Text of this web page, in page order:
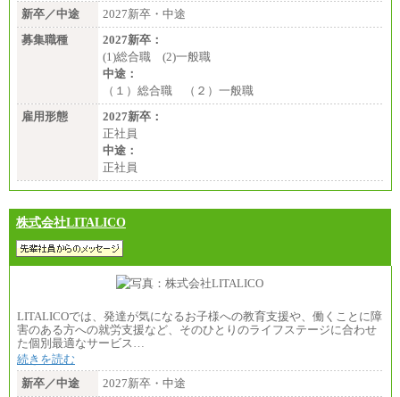
新卒／中途
2027新卒・中途
募集職種
2027新卒：
(1)総合職 (2)一般職
中途：
（１）総合職 （２）一般職
雇用形態
2027新卒：
正社員
中途：
正社員
株式会社LITALICO
LITALICOでは、発達が気になるお子様への教育支援や、働くことに障
害のある方への就労支援など、そのひとりのライフステージに合わせ
た個別最適なサービス…
続きを読む
新卒／中途
2027新卒・中途